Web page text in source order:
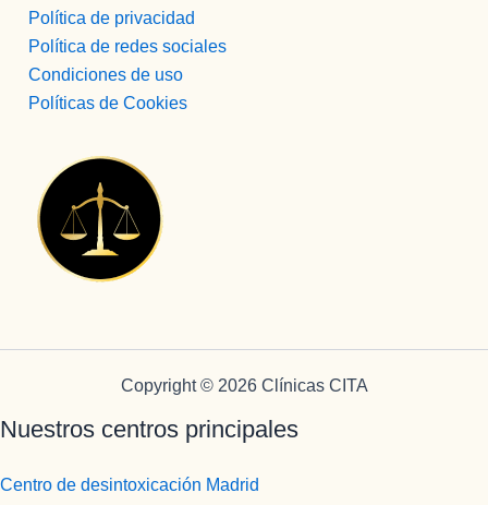
Política de privacidad
Política de redes sociales
Condiciones de uso
Políticas de Cookies
Copyright © 2026 Clínicas CITA
Nuestros centros principales
Centro de desintoxicación Madrid